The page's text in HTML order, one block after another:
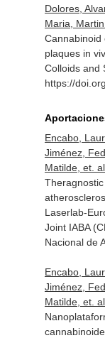
Dolores,
Maria,
Cannabinoid
plaques in
Colloids and
https://
Encabo,
Jiménez,
Matilde, et.
Laserlab-
Joint IABA
Nacional de
Encabo,
Jiménez,
Matilde, et.